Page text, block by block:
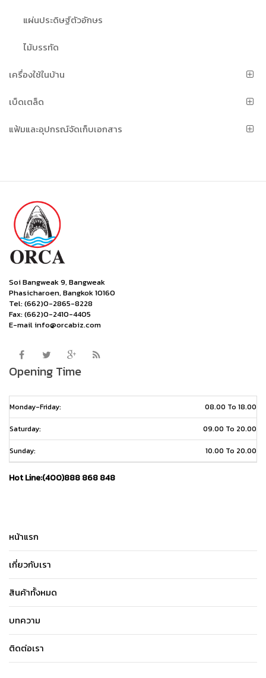
แผ่นประดิษฐ์ตัวอักษร
ไม้บรรทัด
เครื่องใช้ในบ้าน
เบ็ดเตล็ด
แฟ้มและอุปกรณ์จัดเก็บเอกสาร
Soi Bangweak 9, Bangweak
Phasicharoen, Bangkok 10160
Tel: (662)0-2865-8228
Fax: (662)0-2410-4405
E-mail info@orcabiz.com
Opening Time
Monday-Friday: 08.00 To 18.00
Saturday: 09.00 To 20.00
Sunday: 10.00 To 20.00
Hot Line:(400)888 868 848
หน้าแรก
เกี่ยวกับเรา
สินค้าทั้งหมด
บทความ
ติดต่อเรา